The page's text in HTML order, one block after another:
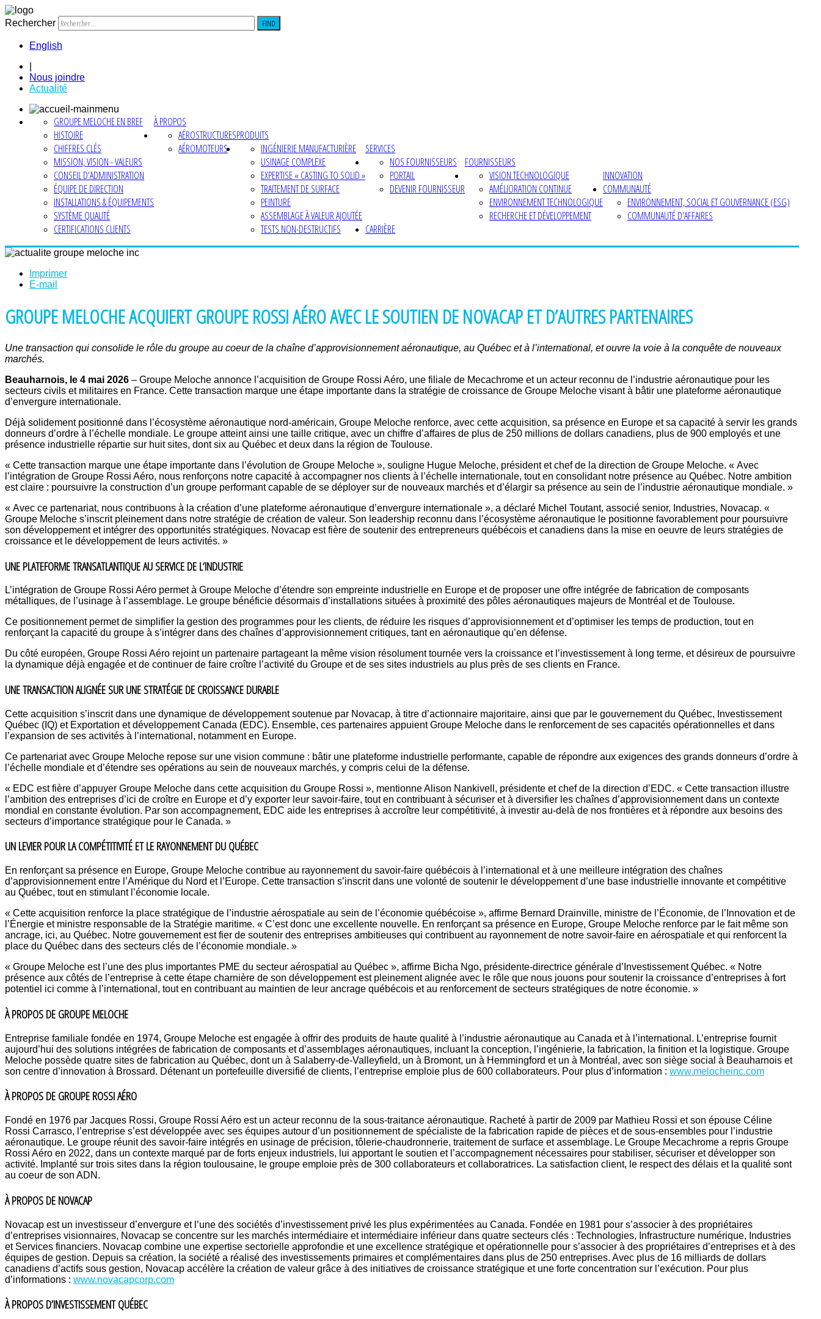
Rechercher FIND
English
Nous joindre
Actualité
À PROPOS
GROUPE MELOCHE EN BREF
HISTOIRE
CHIFFRES CLÉS
MISSION, VISION - VALEURS
CONSEIL D'ADMINISTRATION
ÉQUIPE DE DIRECTION
INSTALLATIONS & ÉQUIPEMENTS
SYSTÈME QUALITÉ
CERTIFICATIONS CLIENTS
PRODUITS
AÉROSTRUCTURES
AÉROMOTEURS
SERVICES
INGÉNIERIE MANUFACTURIÈRE
USINAGE COMPLEXE
EXPERTISE « CASTING TO SOLID »
TRAITEMENT DE SURFACE
PEINTURE
ASSEMBLAGE À VALEUR AJOUTÉE
TESTS NON-DESTRUCTIFS
FOURNISSEURS
NOS FOURNISSEURS
PORTAIL
DEVENIR FOURNISSEUR
INNOVATION
VISION TECHNOLOGIQUE
AMÉLIORATION CONTINUE
ENVIRONNEMENT TECHNOLOGIQUE
RECHERCHE ET DÉVELOPPEMENT
COMMUNAUTÉ
ENVIRONNEMENT, SOCIAL ET GOUVERNANCE (ESG)
COMMUNAUTÉ D'AFFAIRES
CARRIÈRE
Imprimer
E-mail
GROUPE MELOCHE ACQUIERT GROUPE ROSSI AÉRO AVEC LE SOUTIEN DE NOVACAP ET D’AUTRES PARTENAIRES
Une transaction qui consolide le rôle du groupe au coeur de la chaîne d’approvisionnement aéronautique, au Québec et à l’international, et ouvre la voie à la conquête de nouveaux
marchés.
Beauharnois, le 4 mai 2026 – Groupe Meloche annonce l’acquisition de Groupe Rossi Aéro, une filiale de Mecachrome et un acteur reconnu de l’industrie aéronautique pour les
secteurs civils et militaires en France. Cette transaction marque une étape importante dans la stratégie de croissance de Groupe Meloche visant à bâtir une plateforme aéronautique
d’envergure internationale.
Déjà solidement positionné dans l’écosystème aéronautique nord-américain, Groupe Meloche renforce, avec cette acquisition, sa présence en Europe et sa capacité à servir les grands
donneurs d’ordre à l’échelle mondiale. Le groupe atteint ainsi une taille critique, avec un chiffre d’affaires de plus de 250 millions de dollars canadiens, plus de 900 employés et une
présence industrielle répartie sur huit sites, dont six au Québec et deux dans la région de Toulouse.
« Cette transaction marque une étape importante dans l’évolution de Groupe Meloche », souligne Hugue Meloche, président et chef de la direction de Groupe Meloche. « Avec
l’intégration de Groupe Rossi Aéro, nous renforçons notre capacité à accompagner nos clients à l’échelle internationale, tout en consolidant notre présence au Québec. Notre ambition
est claire : poursuivre la construction d’un groupe performant capable de se déployer sur de nouveaux marchés et d’élargir sa présence au sein de l’industrie aéronautique mondiale. »
« Avec ce partenariat, nous contribuons à la création d’une plateforme aéronautique d’envergure internationale », a déclaré Michel Toutant, associé senior, Industries, Novacap. «
Groupe Meloche s’inscrit pleinement dans notre stratégie de création de valeur. Son leadership reconnu dans l’écosystème aéronautique le positionne favorablement pour poursuivre
son développement et intégrer des opportunités stratégiques. Novacap est fière de soutenir des entrepreneurs québécois et canadiens dans la mise en oeuvre de leurs stratégies de
croissance et le développement de leurs activités. »
UNE PLATEFORME TRANSATLANTIQUE AU SERVICE DE L’INDUSTRIE
L’intégration de Groupe Rossi Aéro permet à Groupe Meloche d’étendre son empreinte industrielle en Europe et de proposer une offre intégrée de fabrication de composants
métalliques, de l’usinage à l’assemblage. Le groupe bénéficie désormais d’installations situées à proximité des pôles aéronautiques majeurs de Montréal et de Toulouse.
Ce positionnement permet de simplifier la gestion des programmes pour les clients, de réduire les risques d’approvisionnement et d’optimiser les temps de production, tout en
renforçant la capacité du groupe à s’intégrer dans des chaînes d’approvisionnement critiques, tant en aéronautique qu’en défense.
Du côté européen, Groupe Rossi Aéro rejoint un partenaire partageant la même vision résolument tournée vers la croissance et l’investissement à long terme, et désireux de poursuivre
la dynamique déjà engagée et de continuer de faire croître l’activité du Groupe et de ses sites industriels au plus près de ses clients en France.
UNE TRANSACTION ALIGNÉE SUR UNE STRATÉGIE DE CROISSANCE DURABLE
Cette acquisition s’inscrit dans une dynamique de développement soutenue par Novacap, à titre d’actionnaire majoritaire, ainsi que par le gouvernement du Québec, Investissement
Québec (IQ) et Exportation et développement Canada (EDC). Ensemble, ces partenaires appuient Groupe Meloche dans le renforcement de ses capacités opérationnelles et dans
l’expansion de ses activités à l’international, notamment en Europe.
Ce partenariat avec Groupe Meloche repose sur une vision commune : bâtir une plateforme industrielle performante, capable de répondre aux exigences des grands donneurs d’ordre à
l’échelle mondiale et d’étendre ses opérations au sein de nouveaux marchés, y compris celui de la défense.
« EDC est fière d’appuyer Groupe Meloche dans cette acquisition du Groupe Rossi », mentionne Alison Nankivell, présidente et chef de la direction d’EDC. « Cette transaction illustre
l’ambition des entreprises d’ici de croître en Europe et d’y exporter leur savoir-faire, tout en contribuant à sécuriser et à diversifier les chaînes d’approvisionnement dans un contexte
mondial en constante évolution. Par son accompagnement, EDC aide les entreprises à accroître leur compétitivité, à investir au-delà de nos frontières et à répondre aux besoins des
secteurs d’importance stratégique pour le Canada. »
UN LEVIER POUR LA COMPÉTITIVITÉ ET LE RAYONNEMENT DU QUÉBEC
En renforçant sa présence en Europe, Groupe Meloche contribue au rayonnement du savoir-faire québécois à l’international et à une meilleure intégration des chaînes
d’approvisionnement entre l’Amérique du Nord et l’Europe. Cette transaction s’inscrit dans une volonté de soutenir le développement d’une base industrielle innovante et compétitive
au Québec, tout en stimulant l’économie locale.
« Cette acquisition renforce la place stratégique de l’industrie aérospatiale au sein de l’économie québécoise », affirme Bernard Drainville, ministre de l’Économie, de l’Innovation et de
l’Énergie et ministre responsable de la Stratégie maritime. « C’est donc une excellente nouvelle. En renforçant sa présence en Europe, Groupe Meloche renforce par le fait même son
ancrage, ici, au Québec. Notre gouvernement est fier de soutenir des entreprises ambitieuses qui contribuent au rayonnement de notre savoir-faire en aérospatiale et qui renforcent la
place du Québec dans des secteurs clés de l’économie mondiale. »
« Groupe Meloche est l’une des plus importantes PME du secteur aérospatial au Québec », affirme Bicha Ngo, présidente-directrice générale d’Investissement Québec. « Notre
présence aux côtés de l’entreprise à cette étape charnière de son développement est pleinement alignée avec le rôle que nous jouons pour soutenir la croissance d’entreprises à fort
potentiel ici comme à l’international, tout en contribuant au maintien de leur ancrage québécois et au renforcement de secteurs stratégiques de notre économie. »
À PROPOS DE GROUPE MELOCHE
Entreprise familiale fondée en 1974, Groupe Meloche est engagée à offrir des produits de haute qualité à l’industrie aéronautique au Canada et à l’international. L’entreprise fournit
aujourd’hui des solutions intégrées de fabrication de composants et d’assemblages aéronautiques, incluant la conception, l’ingénierie, la fabrication, la finition et la logistique. Groupe
Meloche possède quatre sites de fabrication au Québec, dont un à Salaberry-de-Valleyfield, un à Bromont, un à Hemmingford et un à Montréal, avec son siège social à Beauharnois et
son centre d’innovation à Brossard. Détenant un portefeuille diversifié de clients, l’entreprise emploie plus de 600 collaborateurs. Pour plus d’information : www.melocheinc.com
À PROPOS DE GROUPE ROSSI AÉRO
Fondé en 1976 par Jacques Rossi, Groupe Rossi Aéro est un acteur reconnu de la sous-traitance aéronautique. Racheté à partir de 2009 par Mathieu Rossi et son épouse Céline
Rossi Carrasco, l’entreprise s’est développée avec ses équipes autour d’un positionnement de spécialiste de la fabrication rapide de pièces et de sous-ensembles pour l’industrie
aéronautique. Le groupe réunit des savoir-faire intégrés en usinage de précision, tôlerie-chaudronnerie, traitement de surface et assemblage. Le Groupe Mecachrome a repris Groupe
Rossi Aéro en 2022, dans un contexte marqué par de forts enjeux industriels, lui apportant le soutien et l’accompagnement nécessaires pour stabiliser, sécuriser et développer son
activité. Implanté sur trois sites dans la région toulousaine, le groupe emploie près de 300 collaborateurs et collaboratrices. La satisfaction client, le respect des délais et la qualité sont
au coeur de son ADN.
À PROPOS DE NOVACAP
Novacap est un investisseur d’envergure et l’une des sociétés d’investissement privé les plus expérimentées au Canada. Fondée en 1981 pour s’associer à des propriétaires
d’entreprises visionnaires, Novacap se concentre sur les marchés intermédiaire et intermédiaire inférieur dans quatre secteurs clés : Technologies, Infrastructure numérique, Industries
et Services financiers. Novacap combine une expertise sectorielle approfondie et une excellence stratégique et opérationnelle pour s’associer à des propriétaires d’entreprises et à des
équipes de gestion. Depuis sa création, la société a réalisé des investissements primaires et complémentaires dans plus de 250 entreprises. Avec plus de 16 milliards de dollars
canadiens d’actifs sous gestion, Novacap accélère la création de valeur grâce à des initiatives de croissance stratégique et une forte concentration sur l’exécution. Pour plus
d’informations : www.novacapcorp.com
À PROPOS D’INVESTISSEMENT QUÉBEC